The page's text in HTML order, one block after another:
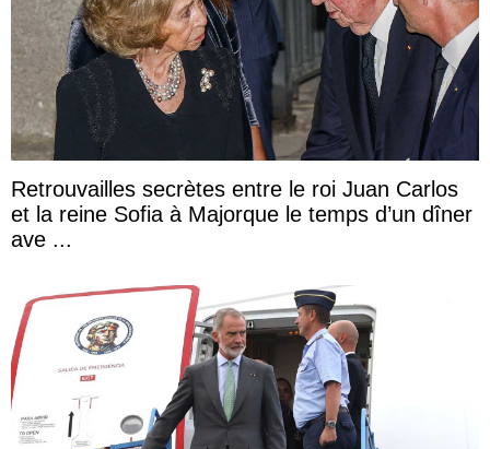
Retrouvailles secrètes entre le roi Juan Carlos
et la reine Sofia à Majorque le temps d’un dîner
ave ...